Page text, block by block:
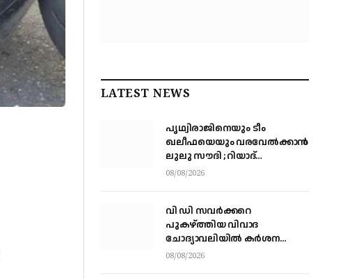
LATEST NEWS
പൃഥ്വിരാജിനെയും ടീം
ഖലീഫയെയും വരവേല്‍ക്കാന്‍
ലുലു സൗദി ; റിയാദ്
മലാസിലുള്ള ലുലു
08/08/2026
വി ഡി സവര്‍ക്കറെ
പുകഴ്ത്തിയ വിവാദ
ചോദ്യാവലിയില്‍ കര്‍ശന
നടപടിക്ക് നിര്‍ദേശം നല്‍കി
08/08/2026